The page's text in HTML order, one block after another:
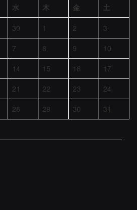
水 木 金 土
30 1 2
3
7 8 9
10
14 15 16
17
21 22 23
24
28 29 30 31